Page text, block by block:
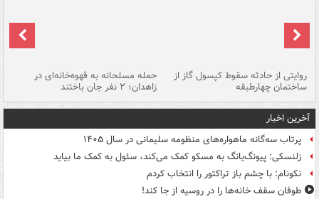
روایتی از حادثه سقوط کپسول گاز از
ساختمان چهارطبقه
حمله مسلحانه به قهوه‌خانه‌ای در
زاهدان؛ ۲ نفر جان باختند
آخرین اخبار
پرتاب سه‌گانه ماهواره‌های منظومه سلیمانی در سال ۱۴۰۵
زلنسکی: پیونگ‌یانگ به مسکو کمک می‌کند، سئول به کمک ما بیاید
نکونام: با چشم باز تراکتور را انتخاب کردم
طوفان سقف خانه‌ها را در روسیه از جا ‌کند!